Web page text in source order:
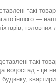
такі
іншого —
головних
такі
водоспад - це